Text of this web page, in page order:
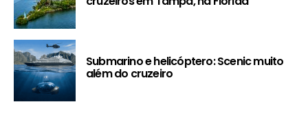
Submarino e helicóptero: Scenic muito
além do cruzeiro